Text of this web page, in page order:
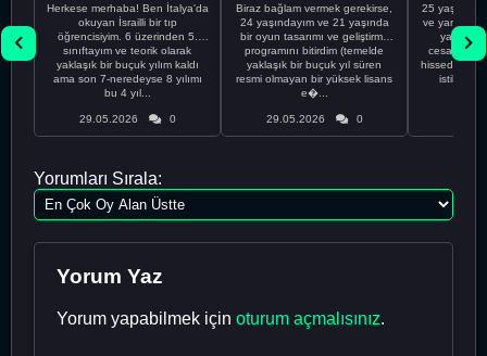
Herkese merhaba! Ben İtalya'da
okuyan İsrailli bir tıp
öğrencisiyim. 6 üzerinden 5.
sınıftayım ve teorik olarak
yaklaşık bir buçuk yılım kaldı
ama son 7-neredeyse 8 yılımı
bu 4 yıl...
29.05.2026 0
Biraz bağlam vermek gerekirse,
24 yaşındayım ve 21 yaşında
bir oyun tasarımı ve geliştirme
programını bitirdim (temelde
yaklaşık bir buçuk yıl süren
resmi olmayan bir yüksek lisans
e�...
29.05.2026 0
25
ve yanlış
cesaretimin
Yorumları Sırala:
Yorum Yaz
Yorum yapabilmek için oturum açmalısınız.